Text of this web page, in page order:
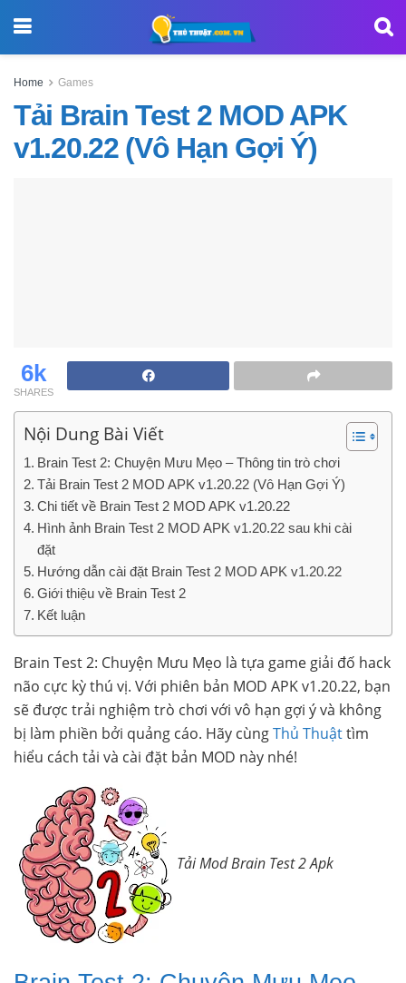
Home Games
Tải Brain Test 2 MOD APK
v1.20.22 (Vô Hạn Gợi Ý)
6k
SHARES
Nội Dung Bài Viết
Brain Test 2: Chuyện Mưu Mẹo – Thông tin trò chơi
Tải Brain Test 2 MOD APK v1.20.22 (Vô Hạn Gợi Ý)
Chi tiết về Brain Test 2 MOD APK v1.20.22
Hình ảnh Brain Test 2 MOD APK v1.20.22 sau khi cài
đặt
Hướng dẫn cài đặt Brain Test 2 MOD APK v1.20.22
Giới thiệu về Brain Test 2
Kết luận
Brain Test 2: Chuyện Mưu Mẹo là tựa game giải đố hack
não cực kỳ thú vị. Với phiên bản MOD APK v1.20.22, bạn
sẽ được trải nghiệm trò chơi với vô hạn gợi ý và không
bị làm phiền bởi quảng cáo. Hãy cùngThủ Thuậttìm
hiểu cách tải và cài đặt bản MOD này nhé!
Tải Mod Brain Test 2 Apk